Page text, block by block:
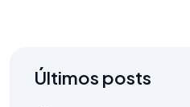
Últimos posts